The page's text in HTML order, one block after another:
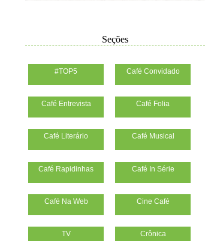
Seções
#TOP5 Café Convidado
Café Entrevista Café Folia
Café Literário Café Musical
Café Rapidinhas Café In Série
Café Na Web Cine Café
TV Crônica